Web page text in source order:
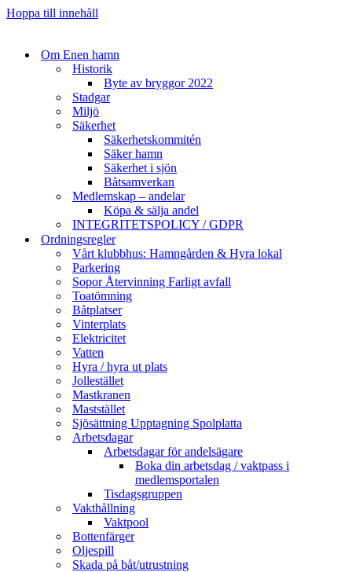
Hoppa till innehåll
Om Enen hamn
Historik
Byte av bryggor 2022
Stadgar
Miljö
Säkerhet
Säkerhetskommitén
Säker hamn
Säkerhet i sjön
Båtsamverkan
Medlemskap – andelar
Köpa & sälja andel
INTEGRITETSPOLICY / GDPR
Ordningsregler
Vårt klubbhus: Hamngården & Hyra lokal
Parkering
Sopor Återvinning Farligt avfall
Toatömning
Båtplatser
Vinterplats
Elektricitet
Vatten
Hyra / hyra ut plats
Jollestället
Mastkranen
Maststället
Sjösättning Upptagning Spolplatta
Arbetsdagar
Arbetsdagar för andelsägare
Boka din arbetsdag / vaktpass i
medlemsportalen
Tisdagsgruppen
Vakthållning
Vaktpool
Bottenfärger
Oljespill
Skada på båt/utrustning